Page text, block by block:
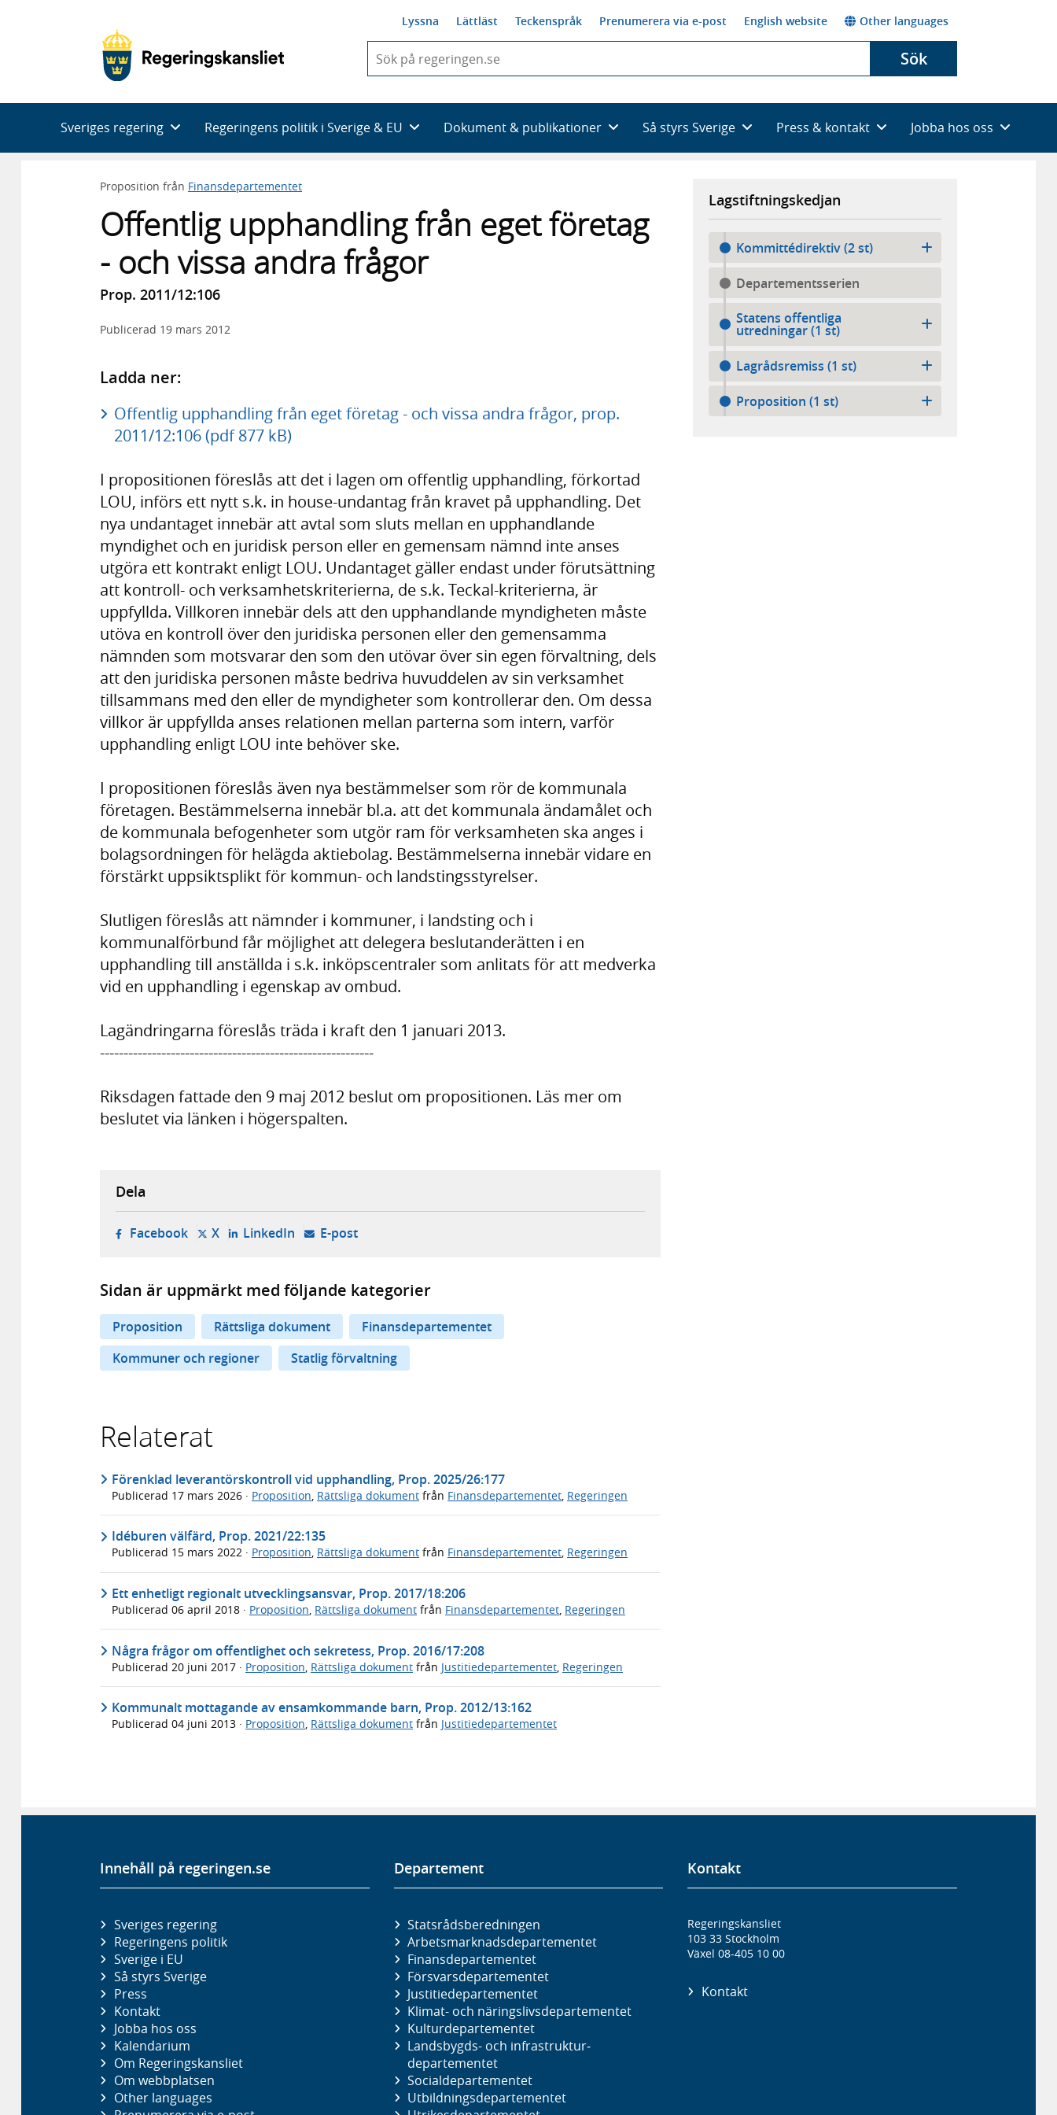
Lyssna Lättläst Teckenspråk Prenumerera via e-post English website Other languages
du
skriva
framträder
en
Sök
Sveriges regering Regeringens politik i Sverige & EU Dokument & publikationer Så styrs Sverige Press & kontakt Jobba hos oss
Proposition från Finansdepartementet
Offentlig upphandling från eget företag
- och vissa andra frågor
Prop. 2011/12:106
Publicerad 19 mars 2012
Ladda ner:
Offentlig upphandling från eget företag - och vissa andra frågor, prop.
2011/12:106 (pdf 877 kB)
I propositionen föreslås att det i lagen om offentlig upphandling, förkortad
LOU, införs ett nytt s.k. in house-undantag från kravet på upphandling. Det
nya undantaget innebär att avtal som sluts mellan en upphandlande
myndighet och en juridisk person eller en gemensam nämnd inte anses
utgöra ett kontrakt enligt LOU. Undantaget gäller endast under förutsättning
att kontroll- och verksamhetskriterierna, de s.k. Teckal-kriterierna, är
uppfyllda. Villkoren innebär dels att den upphandlande myndigheten måste
utöva en kontroll över den juridiska personen eller den gemensamma
nämnden som motsvarar den som den utövar över sin egen förvaltning, dels
att den juridiska personen måste bedriva huvuddelen av sin verksamhet
tillsammans med den eller de myndigheter som kontrollerar den. Om dessa
villkor är uppfyllda anses relationen mellan parterna som intern, varför
upphandling enligt LOU inte behöver ske.
I propositionen föreslås även nya bestämmelser som rör de kommunala
företagen. Bestämmelserna innebär bl.a. att det kommunala ändamålet och
de kommunala befogenheter som utgör ram för verksamheten ska anges i
bolagsordningen för helägda aktiebolag. Bestämmelserna innebär vidare en
förstärkt uppsiktsplikt för kommun- och landstingsstyrelser.
Slutligen föreslås att nämnder i kommuner, i landsting och i
kommunalförbund får möjlighet att delegera beslutanderätten i en
upphandling till anställda i s.k. inköpscentraler som anlitats för att medverka
vid en upphandling i egenskap av ombud.
Lagändringarna föreslås träda i kraft den 1 januari 2013.
----------------------------------------------------------
Riksdagen fattade den 9 maj 2012 beslut om propositionen. Läs mer om
beslutet via länken i högerspalten.
Lagstiftningskedjan
Kommittédirektiv (2 st)
Departementsserien
Statens offentliga
utredningar (1 st)
Lagrådsremiss (1 st)
Proposition (1 st)
Dela
Facebook- öppnas i ny flik, extern webbplats,
X- öppnas i ny flik, extern webbplats,
LinkedIn- öppnas i ny flik, extern webbplats,
E-post- öppnar din e-postklient,
Sidan är uppmärkt med följande kategorier
Proposition Rättsliga dokument
Finansdepartementet
Kommuner och regioner
Statlig förvaltning
Relaterat
Förenklad leverantörskontroll vid upphandling, Prop. 2025/26:177
Publicerad 17 mars 2026 · Proposition Rättsliga dokument från Finansdepartementet Regeringen
Idéburen välfärd, Prop. 2021/22:135
Publicerad 15 mars 2022 · Proposition, Rättsliga dokument från Finansdepartementet, Regeringen
Ett enhetligt regionalt utvecklingsansvar, Prop. 2017/18:206
Publicerad 06 april 2018 · Proposition, Rättsliga dokument från Finansdepartementet, Regeringen
Några frågor om offentlighet och sekretess, Prop. 2016/17:208
Publicerad 20 juni 2017 · Proposition Rättsliga dokument från Justitiedepartementet Regeringen
Kommunalt mottagande av ensamkommande barn, Prop. 2012/13:162
Publicerad 04 juni 2013 · Proposition, Rättsliga dokument från Justitiedepartementet
Innehåll på regeringen.se
Sveriges regering
Regeringens politik
Sverige i EU
Så styrs Sverige
Press
Kontakt
Jobba hos oss
Kalendarium
Om Regeringskansliet
Om webbplatsen
Other languages
Departement
Statsrådsberedningen
Arbetsmarknads­departementet
Finans­departementet
Försvars­departementet
Justitie­departementet
Klimat- och näringslivs­departementet
Kultur­departementet
Landsbygds- och infrastruktur­
departementet
Social­departementet
Utbildnings­departementet
Kontakt
Regeringskansliet
103 33 Stockholm
Växel 08-405 10 00
Kontakt